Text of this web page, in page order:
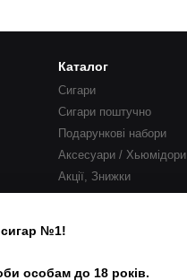
Каталог
Сигари
Сигари поштучно
Подарункові набори
Аксесуари / Хьюмідори
Акції, Знижки
сигар №1!
особам до 18 років.